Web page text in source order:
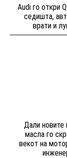
Audi го откри
седишта,
врати и
Дали новите
масла го
векот на